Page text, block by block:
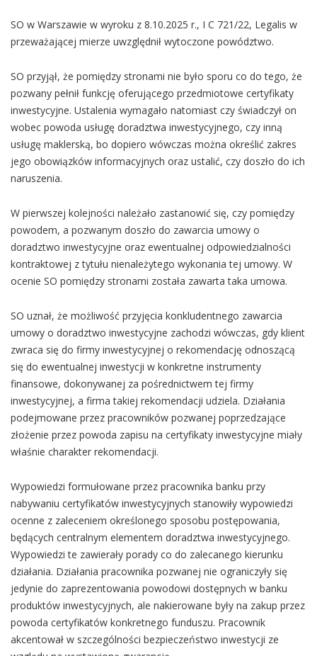
SO w Warszawie w wyroku z 8.10.2025 r., I C 721/22, Legalis w
przeważającej mierze uwzględnił wytoczone powództwo.
SO przyjął, że pomiędzy stronami nie było sporu co do tego, że
pozwany pełnił funkcję oferującego przedmiotowe certyfikaty
inwestycyjne. Ustalenia wymagało natomiast czy świadczył on
wobec powoda usługę doradztwa inwestycyjnego, czy inną
usługę maklerską, bo dopiero wówczas można określić zakres
jego obowiązków informacyjnych oraz ustalić, czy doszło do ich
naruszenia.
W pierwszej kolejności należało zastanowić się, czy pomiędzy
powodem, a pozwanym doszło do zawarcia umowy o
doradztwo inwestycyjne oraz ewentualnej odpowiedzialności
kontraktowej z tytułu nienależytego wykonania tej umowy. W
ocenie SO pomiędzy stronami została zawarta taka umowa.
SO uznał, że możliwość przyjęcia konkludentnego zawarcia
umowy o doradztwo inwestycyjne zachodzi wówczas, gdy klient
zwraca się do firmy inwestycyjnej o rekomendację odnoszącą
się do ewentualnej inwestycji w konkretne instrumenty
finansowe, dokonywanej za pośrednictwem tej firmy
inwestycyjnej, a firma takiej rekomendacji udziela. Działania
podejmowane przez pracowników pozwanej poprzedzające
złożenie przez powoda zapisu na certyfikaty inwestycyjne miały
właśnie charakter rekomendacji.
Wypowiedzi formułowane przez pracownika banku przy
nabywaniu certyfikatów inwestycyjnych stanowiły wypowiedzi
ocenne z zaleceniem określonego sposobu postępowania,
będących centralnym elementem doradztwa inwestycyjnego.
Wypowiedzi te zawierały porady co do zalecanego kierunku
działania. Działania pracownika pozwanej nie ograniczyły się
jedynie do zaprezentowania powodowi dostępnych w banku
produktów inwestycyjnych, ale nakierowane były na zakup przez
powoda certyfikatów konkretnego funduszu. Pracownik
akcentował w szczególności bezpieczeństwo inwestycji ze